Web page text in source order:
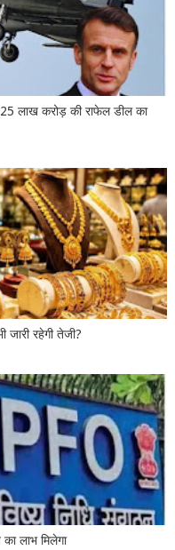
लाख करोड़ की राफेल डील का
जारी रहेगी तेजी?
लाभ मिलेगा